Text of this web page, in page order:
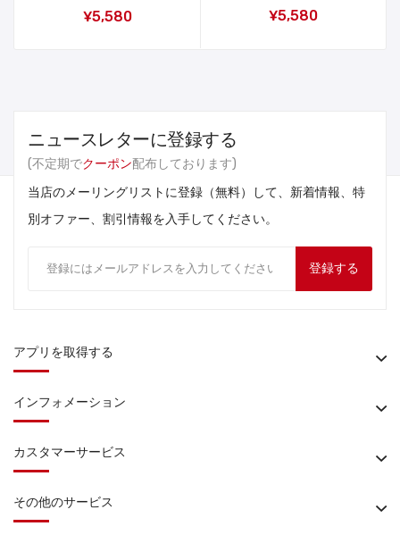
¥5,580 ¥5,580
ニュースレターに登録する
(不定期でクーポン配布しております)
当店のメーリングリストに登録（無料）して、新着情報、特
別オファー、割引情報を入手してください。
登録する
アプリを取得する
インフォメーション
カスタマーサービス
その他のサービス